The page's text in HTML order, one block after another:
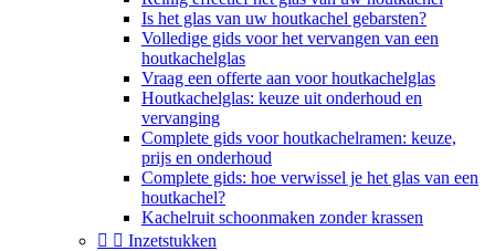
Is het glas van uw houtkachel gebarsten?
Volledige gids voor het vervangen van een
houtkachelglas
Vraag een offerte aan voor houtkachelglas
Houtkachelglas: keuze uit onderhoud en
vervanging
Complete gids voor houtkachelramen: keuze,
prijs en onderhoud
Complete gids: hoe verwissel je het glas van een
houtkachel?
Kachelruit schoonmaken zonder krassen
  Inzetstukken